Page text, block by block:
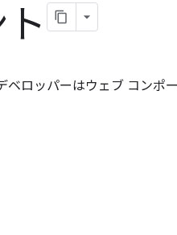
ロッパーはウェブ コンポ